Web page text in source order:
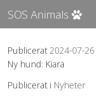
SOS Animals
Publicerat 2024-07-26
Ny hund: Kiara
Publicerat i Nyheter